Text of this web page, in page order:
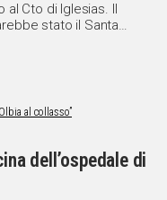
al Cto di Iglesias. Il
stato il Santa
dell’ospedale di